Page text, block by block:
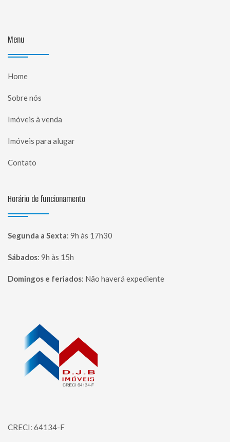
Menu
Home
Sobre nós
Imóveis à venda
Imóveis para alugar
Contato
Horário de funcionamento
Segunda a Sexta: 9h às 17h30
Sábados: 9h às 15h
Domingos e feriados: Não haverá expediente
CRECI: 64134-F